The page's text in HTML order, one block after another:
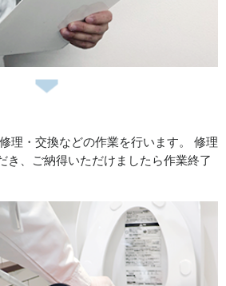
理・交換などの作業を行います。 修理
き、ご納得いただけましたら作業終了